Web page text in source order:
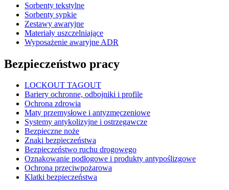
Sorbenty tekstylne
Sorbenty sypkie
Zestawy awaryjne
Materiały uszczelniające
Wyposażenie awaryjne ADR
Bezpieczeństwo pracy
LOCKOUT TAGOUT
Bariery ochronne, odbojniki i profile
Ochrona zdrowia
Maty przemysłowe i antyzmęczeniowe
Systemy antykolizyjne i ostrzegawcze
Bezpieczne noże
Znaki bezpieczeństwa
Bezpieczeństwo ruchu drogowego
Oznakowanie podłogowe i produkty antypoślizgowe
Ochrona przeciwpożarowa
Klatki bezpieczeństwa